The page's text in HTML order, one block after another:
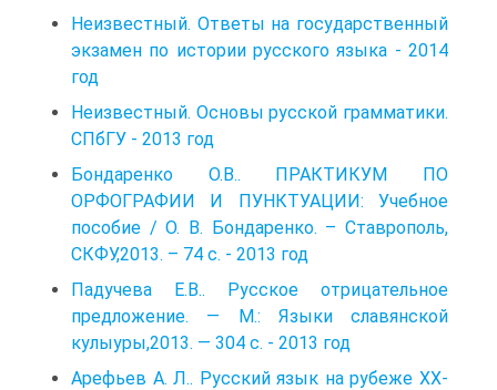
Неизвестный. Ответы на государственный
экзамен по истории русского языка - 2014
год
Неизвестный. Основы русской грамматики.
СПбГУ - 2013 год
Бондаренко О.В.. ПРАКТИКУМ ПО
ОРФОГРАФИИ И ПУНКТУАЦИИ: Учебное
пособие / О. В. Бондаренко. – Ставрополь,
СКФУ,2013. – 74 с. - 2013 год
Падучева Е.В.. Русское отрицательное
предложение. — М.: Языки славянской
кулыуры,2013. — 304 с. - 2013 год
Арефьев А. Л.. Русский язык на рубеже XX-